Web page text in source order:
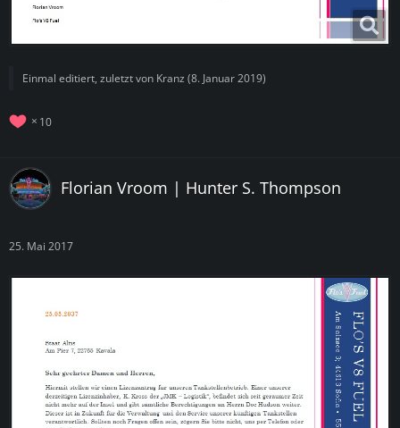
Einmal editiert, zuletzt von Kranz (8. Januar 2019)
10
Florian Vroom | Hunter S. Thompson
25. Mai 2017